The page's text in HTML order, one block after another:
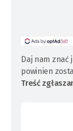
Daj nam znać
powinien
Treść